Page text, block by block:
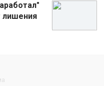
лишения